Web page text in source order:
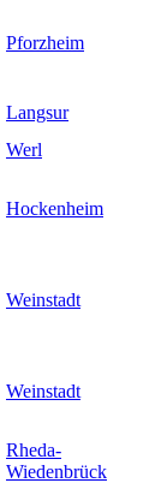
Pforzheim
Langsur
Werl
Hockenheim
Weinstadt
Weinstadt
Rheda-
Wiedenbrück